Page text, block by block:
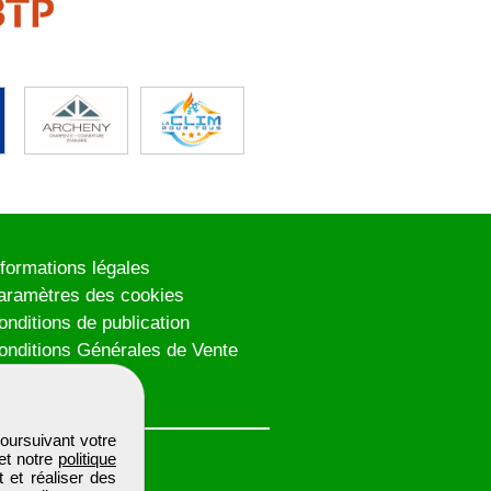
votre
notre politique
et réaliser des
légales
des cookies
de publication
Générales de Vente